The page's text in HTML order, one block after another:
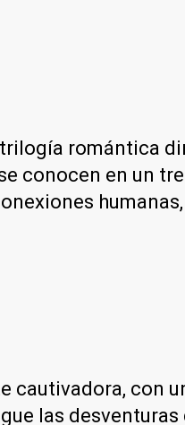
romántica
conocen en un
cautivadora, con
las